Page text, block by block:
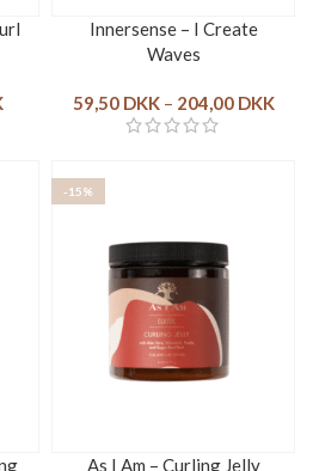
Innersense – I Create
Waves
59,50 DKK – 204,00 DKK
-15%
As I Am – Curling Jelly